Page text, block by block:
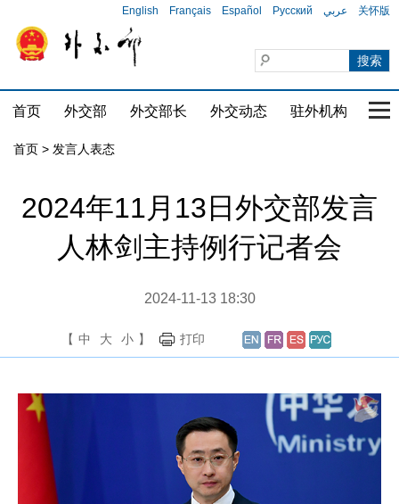
English Français Español Русский عربي 关怀版
首页 外交部 外交部长 外交动态 驻外机构 国
首页 > 发言人表态
2024年11月13日外交部发言
人林剑主持例行记者会
2024-11-13 18:30
【 中 大 小 】 打印